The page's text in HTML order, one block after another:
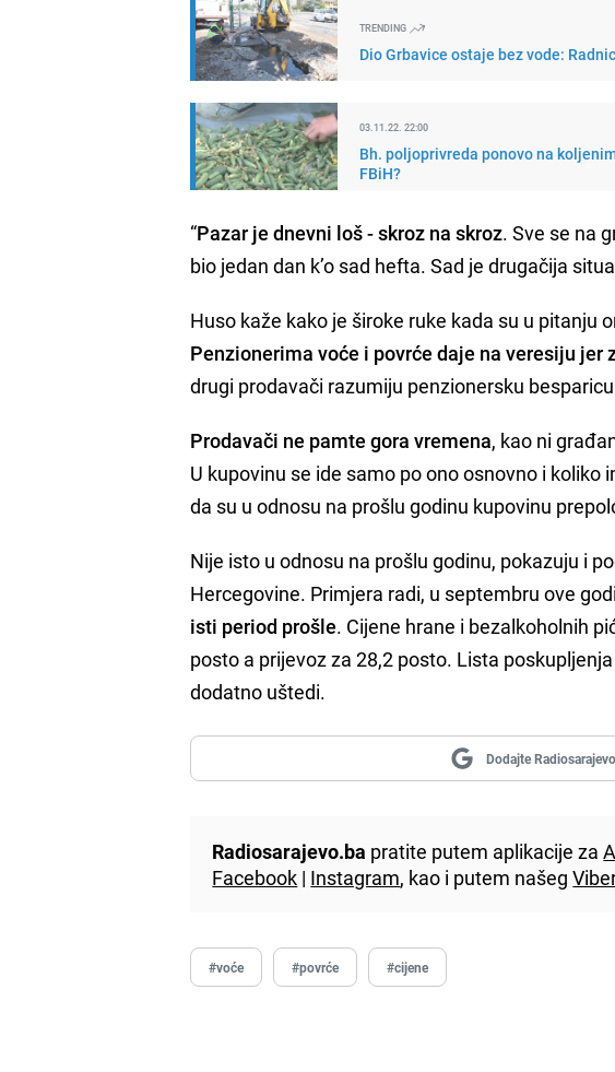
TRENDING
Dio Grbavice ostaje bez vode:
03.11.22. 22:00
Bh. poljoprivreda ponovo na
FBiH?
“Pazar je dnevni loš - skroz na skroz. Sve se na
bio jedan dan k’o sad hefta. Sad je drugačija
Huso kaže kako je široke ruke kada su u pitanju
Penzionerima voće i povrće daje na veresiju
drugi prodavači razumiju penzionersku
Prodavači ne pamte gora vremena, kao ni
U kupovinu se ide samo po ono osnovno i
da su u odnosu na prošlu godinu kupovinu
Nije isto u odnosu na prošlu godinu, pokazuju i
Hercegovine. Primjera radi, u septembru ove
isti period prošle. Cijene hrane i bezalkoholnih
posto a prijevoz za 28,2 posto. Lista
dodatno uštedi.
Dodajte
Radiosarajevo.ba pratite putem aplikacije za
Facebook | Instagram, kao i putem našeg
#voće #povrće #cijene